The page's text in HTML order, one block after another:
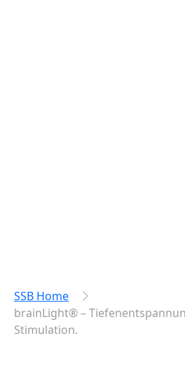
SSB Home
brainLight® –
Stimulation.